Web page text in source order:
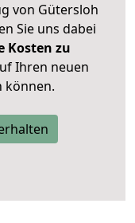
von Gütersloh
Sie uns dabei
Kosten zu
Ihren neuen
können.